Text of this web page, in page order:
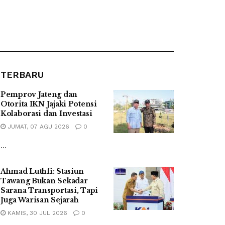
TERBARU
Pemprov Jateng dan
Otorita IKN Jajaki Potensi
Kolaborasi dan Investasi
JUMAT, 07 AGU 2026 0
...
Ahmad Luthfi: Stasiun
Tawang Bukan Sekadar
Sarana Transportasi, Tapi
Juga Warisan Sejarah
KAMIS, 30 JUL 2026 0